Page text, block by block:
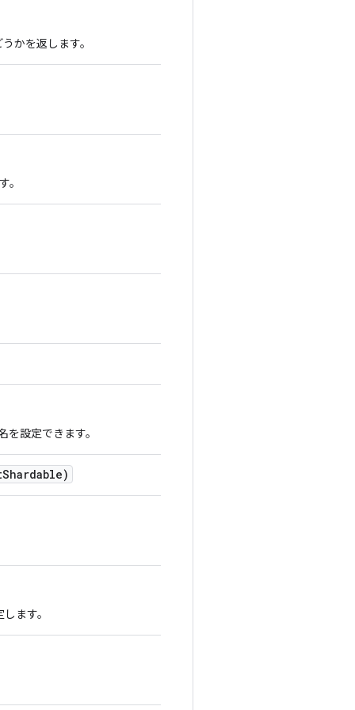
かを返します。
。
設定できます。
Shardable)
ます。